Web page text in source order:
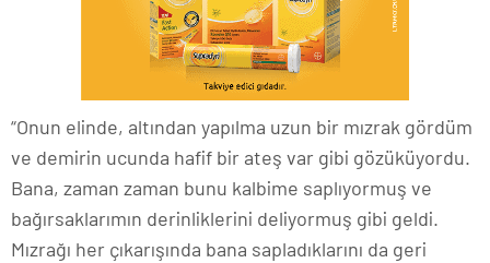
“Onun elinde, altından yapılma uzun bir mızrak gördüm
ve demirin ucunda hafif bir ateş var gibi gözüküyordu.
Bana, zaman zaman bunu kalbime saplıyormuş ve
bağırsaklarımın derinliklerini deliyormuş gibi geldi.
Mızrağı her çıkarışında bana sapladıklarını da geri